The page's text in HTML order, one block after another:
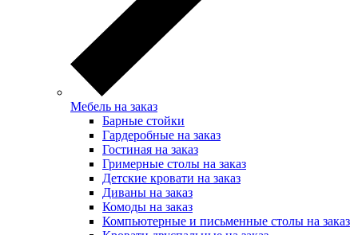
Мебель на заказ
Барные стойки
Гардеробные на заказ
Гостиная на заказ
Гримерные столы на заказ
Детские кровати на заказ
Диваны на заказ
Комоды на заказ
Компьютерные и письменные столы на заказ